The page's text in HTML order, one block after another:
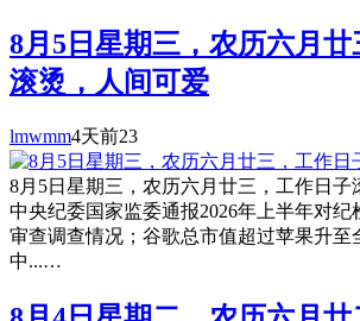
8月5日星期三，农历六月
滚烫，人间可爱
lmwmm4天前23
8月5日星期三，农历六月廿三，工作日子
中央纪委国家监委通报2026年上半年对纪
审查调查情况；谷歌总市值超过苹果升至
中...…